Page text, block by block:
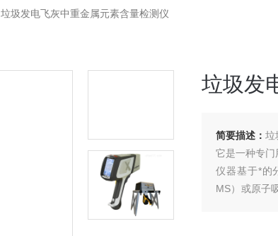
垃圾发电飞灰中重金属元素含量检测仪
垃圾发
简要描述： 垃
它是一种专
仪器基于*的
MS）或原子